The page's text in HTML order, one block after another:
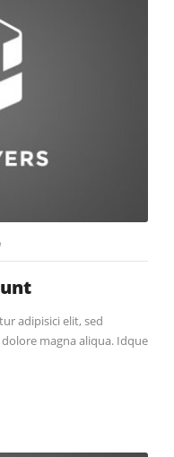
adipisici elit, sed
magna aliqua. Idque